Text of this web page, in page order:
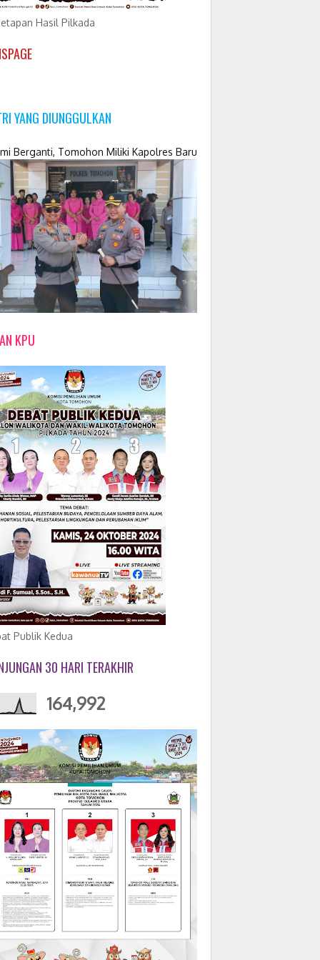
Hasil Pilkada
YANG DIUNGGULKAN
Berganti, Tomohon Miliki Kapolres Baru
KPU
Publik Kedua
30 HARI TERAKHIR
164,992